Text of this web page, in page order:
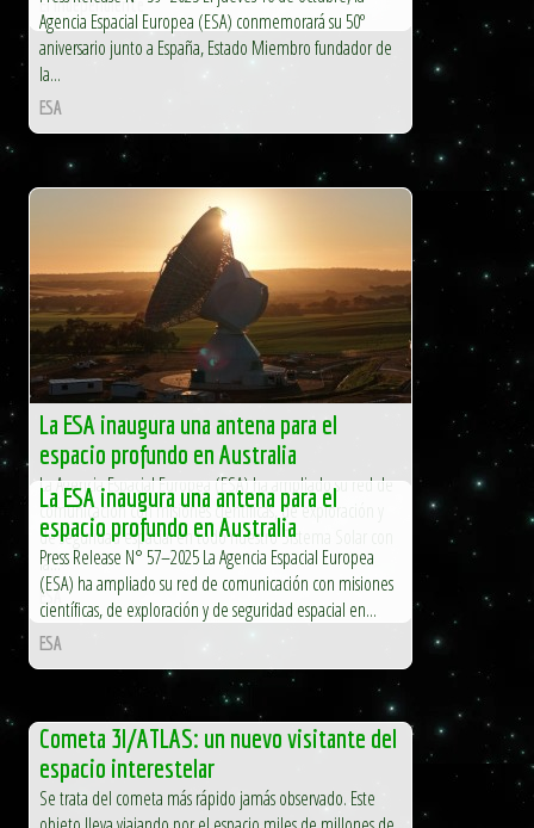
El Independiente
Agencia Espacial Europea (ESA) conmemorará su 50º
aniversario junto a España, Estado Miembro fundador de
la...
ESA
La ESA inaugura una antena para el
espacio profundo en Australia
La Agencia Espacial Europea (ESA) ha ampliado su red de
comunicación con misiones científicas, de exploración y
de seguridad espacial en todo nuestro Sistema Solar con
la...
ESA
La ESA inaugura una antena para el
espacio profundo en Australia
Press Release N° 57–2025 La Agencia Espacial Europea
(ESA) ha ampliado su red de comunicación con misiones
científicas, de exploración y de seguridad espacial en...
ESA
Cometa 3I/ATLAS: un nuevo visitante del
espacio interestelar
Se trata del cometa más rápido jamás observado. Este